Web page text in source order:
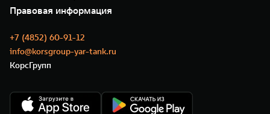
Моторные масла
Новости
Правовая информация
+7 (4852) 60-91-12
info@korsgroup-yar-tank.ru
КорсГрупп